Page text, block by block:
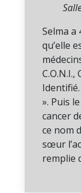
Selma a
qu’elle
». Puis
cancer
ce nom
sœur
remplie